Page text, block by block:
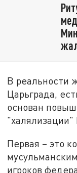
В реальности
Царьграда,
основан
"халялизации"
Первая – это
игроков